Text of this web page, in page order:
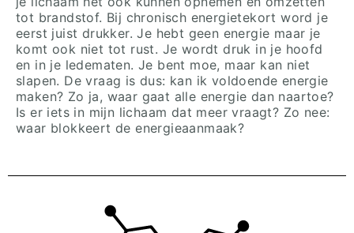
tot brandstof. Bij chronisch energietekort word je
eerst juist drukker. Je hebt geen energie maar je
komt ook niet tot rust. Je wordt druk in je hoofd
en in je ledematen. Je bent moe, maar kan niet
slapen. De vraag is dus: kan ik voldoende energie
maken? Zo ja, waar gaat alle energie dan naartoe?
Is er iets in mijn lichaam dat meer vraagt? Zo nee:
waar blokkeert de energieaanmaak?